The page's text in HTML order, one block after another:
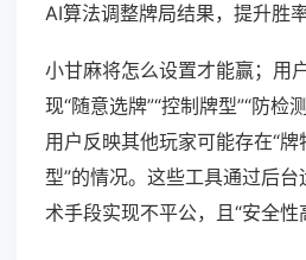
AI算法调整牌局结果，提升胜率
小甘麻将怎么设置才能赢；用
现“随意选牌”“控制牌型”“防检
用户反映其他玩家可能存在“牌
型”的情况。这些工具通过后
术手段实现不平公，且“安全性